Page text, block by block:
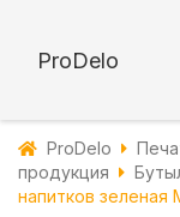
ProDelo
ProDelo
продукция
напитков зеленая